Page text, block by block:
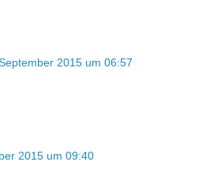
2015 um 06:57
2015 um 09:40